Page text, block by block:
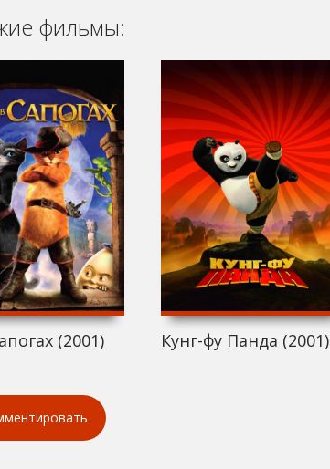
фильмы:
(2001) Кунг-фу Панда (2001)